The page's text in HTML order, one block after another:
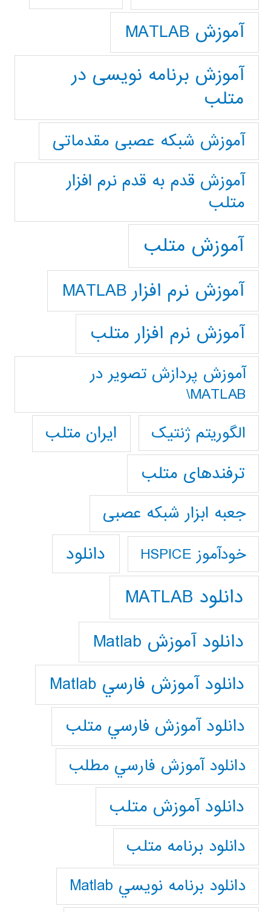
آموزش MATLAB
آموزش برنامه نویسی در
متلب
آموزش شبکه عصبی مقدماتی
آموزش قدم به قدم نرم افزار
متلب
آموزش متلب
آموزش نرم افزار MATLAB
آموزش نرم افزار متلب
آموزش پردازش تصوير در
MATLAB\
الگوریتم ژنتیک
ایران متلب
ترفندهای متلب
جعبه ابزار شبکه عصبی
خودآموز HSPICE دانلود
دانلود MATLAB
دانلود آموزش Matlab
دانلود آموزش فارسي Matlab
دانلود آموزش فارسي متلب
دانلود آموزش فارسي مطلب
دانلود آموزش متلب
دانلود برنامه متلب
دانلود برنامه نويسي Matlab